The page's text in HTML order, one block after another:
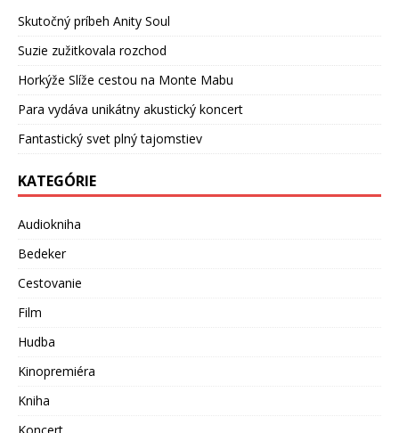
Skutočný príbeh Anity Soul
Suzie zužitkovala rozchod
Horkýže Slíže cestou na Monte Mabu
Para vydáva unikátny akustický koncert
Fantastický svet plný tajomstiev
KATEGÓRIE
Audiokniha
Bedeker
Cestovanie
Film
Hudba
Kinopremiéra
Kniha
Koncert